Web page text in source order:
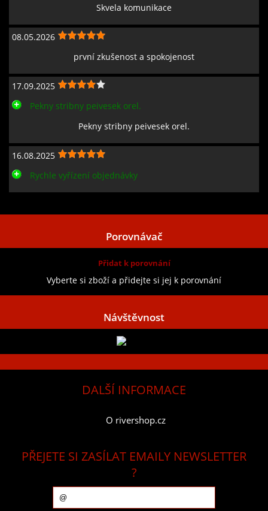
Skvela komunikace
08.05.2026
první zkušenost a spokojenost
17.09.2025
Pekny stribny peivesek orel.
Pekny stribny peivesek orel.
16.08.2025
Rychle vyřízení objednávky
Porovnávač
Přidat k porovnání
Vyberte si zboží a přidejte si jej k porovnání
Návštěvnost
DALŠÍ INFORMACE
O rivershop.cz
PŘEJETE SI ZASÍLAT EMAILY NEWSLETTER
?